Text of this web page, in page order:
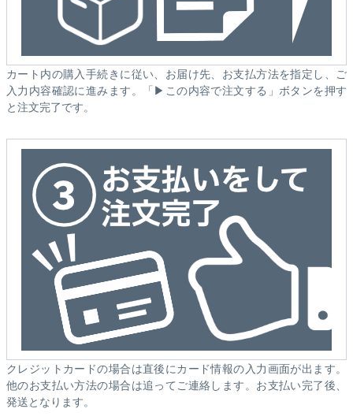
カート内の購入手続きに従い、お届け先、お支払方法を指定し、ご
入力内容確認に進みます。「▶この内容で注文する」ボタンを押す
と注文完了です。
クレジットカードの場合は直後にカード情報の入力画面が出ます。
他のお支払い方法の場合は追ってご連絡します。お支払い完了後、
発送となります。